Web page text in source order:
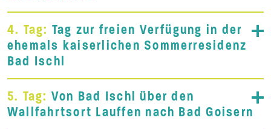
4. Tag: Tag zur freien Verfügung in der
ehemals kaiserlichen Sommerresidenz
Bad Ischl
5. Tag: Von Bad Ischl über den
Wallfahrtsort Lauffen nach Bad Goisern